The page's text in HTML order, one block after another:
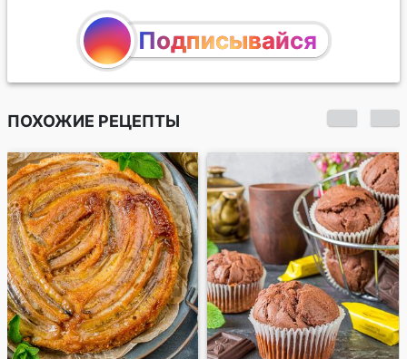
Подписывайся
ПОХОЖИЕ РЕЦЕПТЫ
Витой пирог с
финиками и орехами